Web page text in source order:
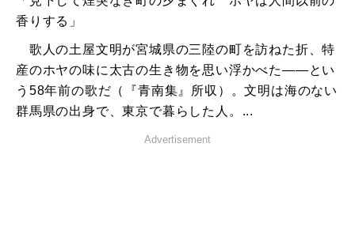
香りする」
歌人の土屋文明が宮城県の三陸の町を訪ねた折、特
産のホヤの味に太古の生き物を思い浮かべた――とい
う58年前の歌だ（『青南集』所収）。文明は海のない
群馬県の出身で、東京で暮らした人。...
Advertisement